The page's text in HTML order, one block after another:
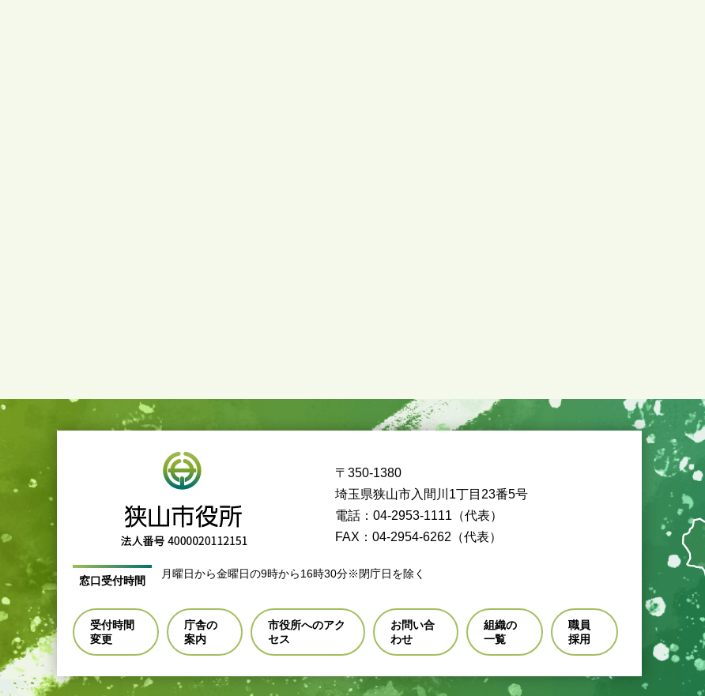
〒350-1380
埼玉県狭山市入間川1丁目23番5号
電話：04-2953-1111（代表）
FAX：04-2954-6262（代表）
窓口受付時間
月曜日から金曜日の9時から16時30分※閉庁日を除く
受付時間
変更
庁舎の
案内
市役所へのアク
セス
お問い合
わせ
組織の
一覧
職員
採用